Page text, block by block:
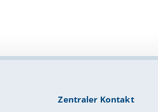
Zentraler Kontakt